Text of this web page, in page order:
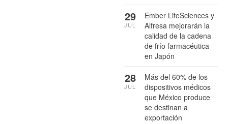
Ember LifeSciences y
Alfresa mejorarán la
calidad de la cadena
de frío farmacéutica
en Japón
29
JUL
Más del 60% de los
dispositivos médicos
que México produce
se destinan a
exportación
28
JUL